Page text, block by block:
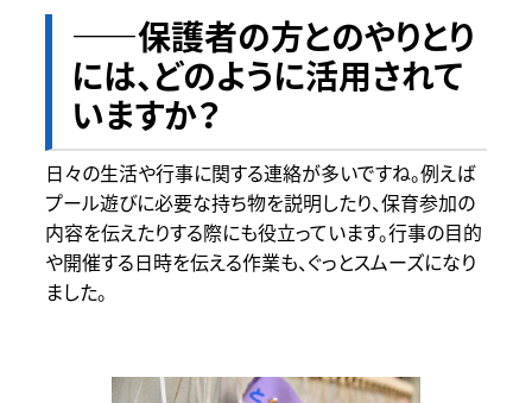
――保護者の方とのやりとり
には、どのように活用されて
いますか？
日々の生活や行事に関する連絡が多いですね。例えば
プール遊びに必要な持ち物を説明したり、保育参加の
内容を伝えたりする際にも役立っています。行事の目的
や開催する日時を伝える作業も、ぐっとスムーズになり
ました。